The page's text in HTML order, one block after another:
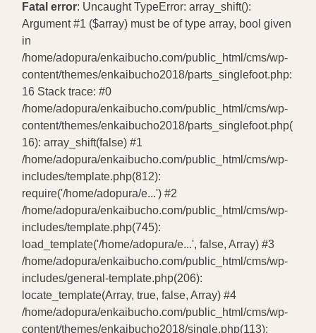
Fatal error: Uncaught TypeError: array_shift():
Argument #1 ($array) must be of type array, bool given
in
/home/adopura/enkaibucho.com/public_html/cms/wp-
content/themes/enkaibucho2018/parts_singlefoot.php:
16 Stack trace: #0
/home/adopura/enkaibucho.com/public_html/cms/wp-
content/themes/enkaibucho2018/parts_singlefoot.php(
16): array_shift(false) #1
/home/adopura/enkaibucho.com/public_html/cms/wp-
includes/template.php(812):
require('/home/adopura/e...') #2
/home/adopura/enkaibucho.com/public_html/cms/wp-
includes/template.php(745):
load_template('/home/adopura/e...', false, Array) #3
/home/adopura/enkaibucho.com/public_html/cms/wp-
includes/general-template.php(206):
locate_template(Array, true, false, Array) #4
/home/adopura/enkaibucho.com/public_html/cms/wp-
content/themes/enkaibucho2018/single.php(113):